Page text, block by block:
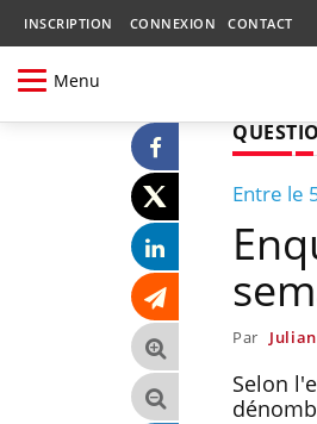
INSCRIPTION CONNEXION CONTACT
Menu
Entre le
Par
Selon